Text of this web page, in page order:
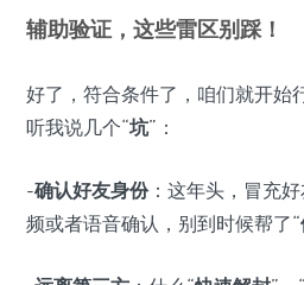
辅助验证，这些雷区别踩！
好了，符合条件了，咱们就开始
听我说几个“坑”：
-确认好友身份：这年头，冒充
频或者语音确认，别到时候帮了“